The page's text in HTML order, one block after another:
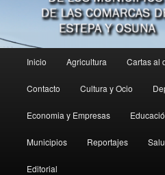
principal
Inicio Agricultura Cartas al
Contacto Cultura y Ocio
Economia y Empresas
Municipios Reportajes
Editorial